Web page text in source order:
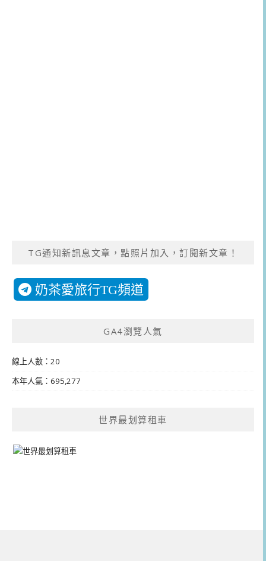
TG通知新訊息文章，點照片加入，訂閱新文章！
奶茶愛旅行TG頻道
GA4瀏覽人氣
線上人數：20
本年人氣：695,277
世界最划算租車